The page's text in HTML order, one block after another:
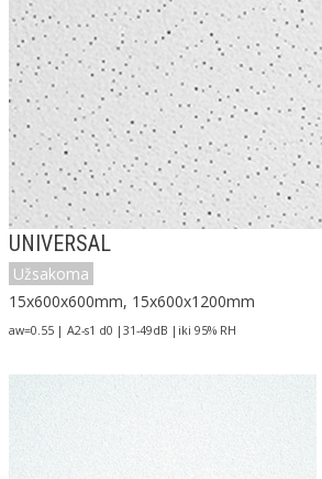
UNIVERSAL
Užsakoma
15x600x600mm, 15x600x1200mm
aw=0.55 | A2-s1 d0 |31-49dB |iki 95% RH